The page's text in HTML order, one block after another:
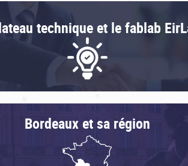
technique et le fablab
Bordeaux et sa région